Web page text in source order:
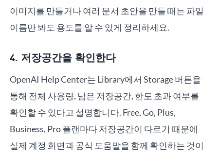
이미지를 만들거나 여러 문서 초안을 만들 때는 파일
이름만 봐도 용도를 알 수 있게 정리하세요.
4. 저장공간을 확인한다
OpenAI Help Center는 Library에서 Storage 버튼을
통해 전체 사용량, 남은 저장공간, 한도 초과 여부를
확인할 수 있다고 설명합니다. Free, Go, Plus,
Business, Pro 플랜마다 저장공간이 다르기 때문에
실제 계정 화면과 공식 도움말을 함께 확인하는 것이